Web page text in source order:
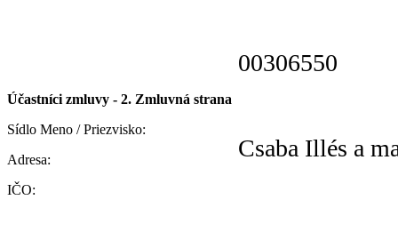
00306550
Účastníci zmluvy - 2. Zmluvná strana
Sídlo Meno / Priezvisko:
Adresa:
IČO:
Csaba Illés a